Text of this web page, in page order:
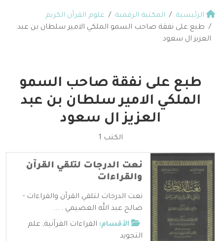
الرئيسية المكتبة الرقمية
علوم القرآن الكريم
طبع على نفقة صاحب السمو الملكي الامير سلطان بن عبد
العزيز ال سعود
طبع على نفقة صاحب السمو
الملكي الامير سلطان بن عبد
العزيز ال سعود
الكتب 1
نعت الدرجات لتلقي القرآن
والقراءات
نعت الدرجات لتلقي القرآن والقراءات -
صالح عبد الله العصيمي . ...
الأقسام: القراءات القرآنية, علم
التجويد